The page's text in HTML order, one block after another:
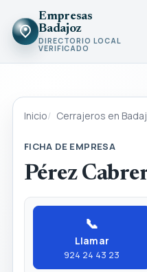
Empresas
Badajoz
DIRECTORIO LOCAL
VERIFICADO
Inicio Cerrajeros en
FICHA DE EMPRESA
Pérez
📞
Llamar
924 24 43 23